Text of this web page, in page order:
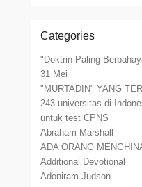
Categories
"Doktrin Paling
31 Mei
"MURTADIN" YANG
243 universitas di
untuk test CPNS
Abraham Marshall
ADA ORANG
Additional Devotional
Adoniram Judson